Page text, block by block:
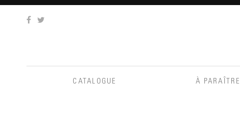
CATALOGUE À PARAÎTRE